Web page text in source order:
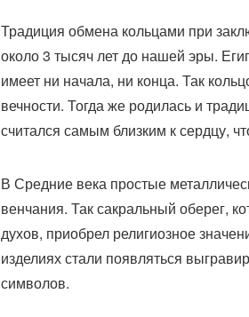
Традиция обмена кольцами при
около 3 тысяч лет до нашей эры.
имеет ни начала, ни конца. Так
вечности. Тогда же родилась и
считался самым близким к сердцу,
В Средние века простые
венчания. Так сакральный оберег,
духов, приобрел религиозное
изделиях стали появляться
символов.